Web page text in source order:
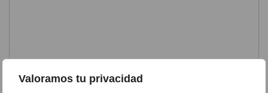
Valoramos tu privacidad